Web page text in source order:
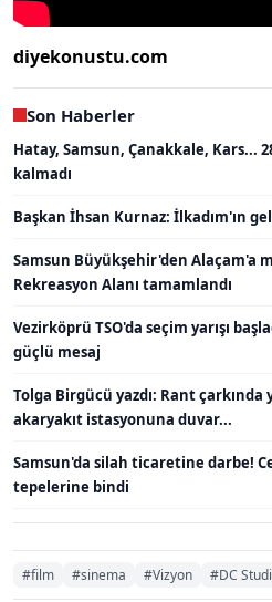
diyekonustu.com
Son Haberler
Hatay, Samsun, Çanakkale, Kars...
kalmadı
Başkan İhsan Kurnaz: İlkadım'ın
Samsun Büyükşehir'den Alaçam'a
Rekreasyon Alanı tamamlandı
Vezirköprü TSO'da seçim yarışı
güçlü mesaj
Tolga Birgücü yazdı: Rant
akaryakıt istasyonuna duvar...
Samsun'da silah ticaretine darbe!
tepelerine bindi
#film #sinema #Vizyon #DC